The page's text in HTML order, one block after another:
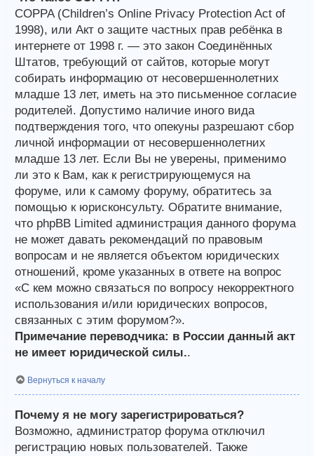
COPPA (Children’s Online Privacy Protection Act of
1998), или Акт о защите частных прав ребёнка в
интернете от 1998 г. — это закон Соединённых
Штатов, требующий от сайтов, которые могут
собирать информацию от несовершеннолетних
младше 13 лет, иметь на это письменное согласие
родителей. Допустимо наличие иного вида
подтверждения того, что опекуны разрешают сбор
личной информации от несовершеннолетних
младше 13 лет. Если Вы не уверены, применимо
ли это к Вам, как к регистрирующемуся на
форуме, или к самому форуму, обратитесь за
помощью к юрисконсульту. Обратите внимание,
что phpBB Limited администрация данного форума
не может давать рекомендаций по правовым
вопросам и не является объектом юридических
отношений, кроме указанных в ответе на вопрос
«С кем можно связаться по вопросу некорректного
использования и/или юридических вопросов,
связанных с этим форумом?».
Примечание переводчика: в России данный акт
не имеет юридической силы..
Вернуться к началу
Почему я не могу зарегистрироваться?
Возможно, администратор форума отключил
регистрацию новых пользователей. Также